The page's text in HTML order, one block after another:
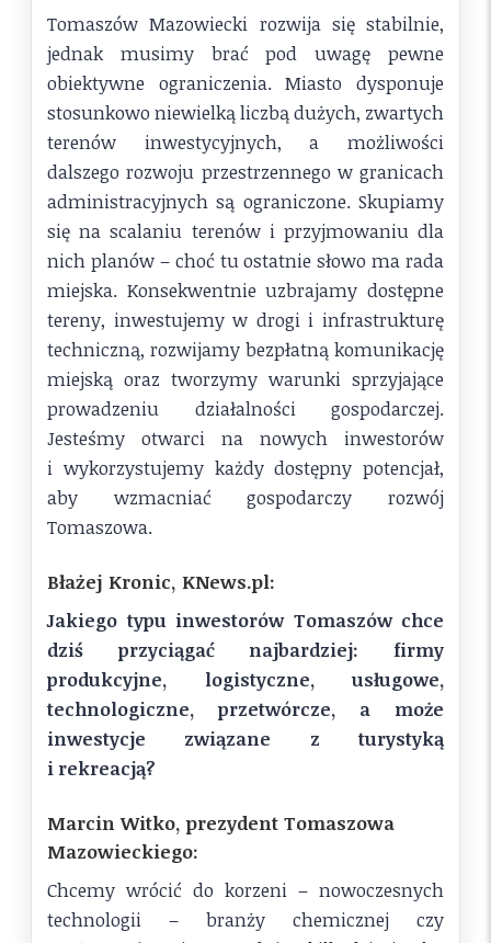
Tomaszów Mazowiecki rozwija się stabilnie,
jednak musimy brać pod uwagę pewne
obiektywne ograniczenia. Miasto dysponuje
stosunkowo niewielką liczbą dużych, zwartych
terenów inwestycyjnych, a możliwości
dalszego rozwoju przestrzennego w granicach
administracyjnych są ograniczone. Skupiamy
się na scalaniu terenów i przyjmowaniu dla
nich planów – choć tu ostatnie słowo ma rada
miejska. Konsekwentnie uzbrajamy dostępne
tereny, inwestujemy w drogi i infrastrukturę
techniczną, rozwijamy bezpłatną komunikację
miejską oraz tworzymy warunki sprzyjające
prowadzeniu działalności gospodarczej.
Jesteśmy otwarci na nowych inwestorów
i wykorzystujemy każdy dostępny potencjał,
aby wzmacniać gospodarczy rozwój
Tomaszowa.
Błażej Kronic, KNews.pl:
Jakiego typu inwestorów Tomaszów chce
dziś przyciągać najbardziej: firmy
produkcyjne, logistyczne, usługowe,
technologiczne, przetwórcze, a może
inwestycje związane z turystyką
i rekreacją?
Marcin Witko, prezydent Tomaszowa
Mazowieckiego:
Chcemy wrócić do korzeni – nowoczesnych
technologii – branży chemicznej czy